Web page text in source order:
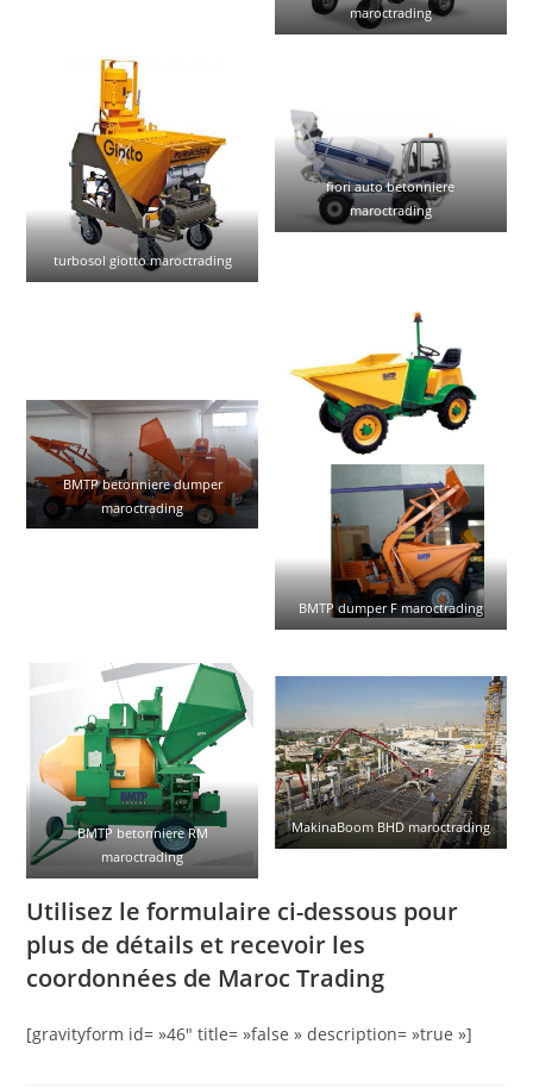
maroctrading
turbosol giotto maroctrading
fiori auto betonniere
maroctrading
BMTP betonniere dumper
maroctrading
BMTP dumper F maroctrading
BMTP betonniere RM
maroctrading
MakinaBoom BHD maroctrading
Utilisez le formulaire ci-dessous pour
plus de détails et recevoir les
coordonnées de Maroc Trading
[gravityform id= »46″ title= »false » description= »true »]